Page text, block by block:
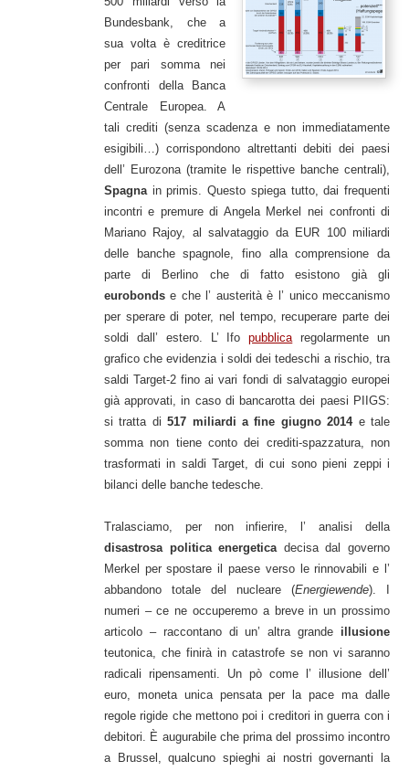
Bundesbank, che a
sua volta è creditrice
per pari somma nei
confronti della Banca
Centrale Europea. A
tali crediti (senza scadenza e non immediatamente
esigibili…) corrispondono altrettanti debiti dei paesi
dell’ Eurozona (tramite le rispettive banche centrali),
Spagnain primis. Questo spiega tutto, dai frequenti
incontri e premure di Angela Merkel nei confronti di
Mariano Rajoy, al salvataggio da EUR 100 miliardi
delle banche spagnole, fino alla comprensione da
parte di Berlino che di fatto esistono già gli
eurobondse che l’ austerità è l’ unico meccanismo
per sperare di poter, nel tempo, recuperare parte dei
soldi dall’ estero. L’ Ifopubblicaregolarmente un
grafico che evidenzia i soldi dei tedeschi a rischio, tra
saldi Target-2 fino ai vari fondi di salvataggio europei
già approvati, in caso di bancarotta dei paesi PIIGS:
si tratta di517 miliardi a fine giugno 2014e tale
somma non tiene conto dei crediti-spazzatura, non
trasformati in saldi Target, di cui sono pieni zeppi i
bilanci delle banche tedesche.
Tralasciamo, per non infierire, l’ analisi della
disastrosa politica energeticadecisa dal governo
Merkel per spostare il paese verso le rinnovabili e l’
abbandono totale del nucleare (Energiewende). I
numeri – ce ne occuperemo a breve in un prossimo
articolo – raccontano di un’ altra grande illusione
teutonica, che finirà in catastrofe se non vi saranno
radicali ripensamenti. Un pò come l’ illusione dell’
euro, moneta unica pensata per la pace ma dalle
regole rigide che mettono poi i creditori in guerra con i
debitori. È augurabile che prima del prossimo incontro
a Brussel, qualcuno spieghi ai nostri governanti la